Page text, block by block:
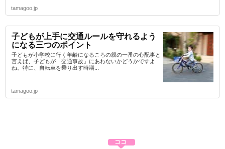
tamagoo.jp
子どもが上手に交通ルールを守れるよう
になる三つのポイント
子どもが小学校に行く年齢になるころの親の一番の心配事と
言えば、子どもが「交通事故」にあわないかどうかですよ
ね。特に、自転車を乗り出す時期...
tamagoo.jp